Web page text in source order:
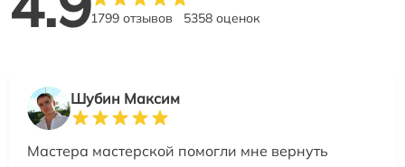
1799 отзывов 5358 оценок
Шубин Максим
Мастера мастерской помогли мне вернуть